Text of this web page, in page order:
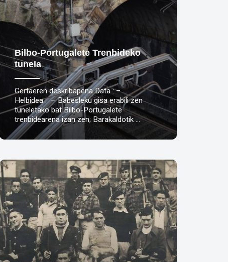
Bilbo-Portugalete Trenbideko
tunela
Gertaeren deskribapena Data : –
Helbidea : – Babesleku gisa erabili zen
tuneletako bat Bilbo-Portugalete
trenbidearena izan zen; Barakaldotik …